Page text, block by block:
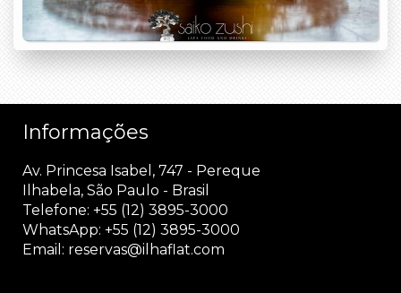
Informações
Av. Princesa Isabel, 747 - Pereque
Ilhabela, São Paulo - Brasil
Telefone: +55 (12) 3895-3000
WhatsApp: +55 (12) 3895-3000
Email: reservas@ilhaflat.com